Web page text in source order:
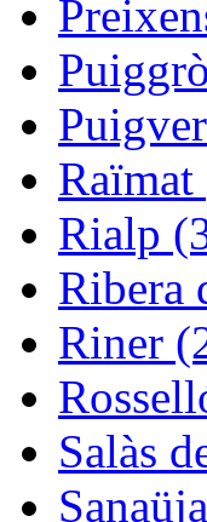
Raïmat
Rialp
Ribera
Riner
Salàs